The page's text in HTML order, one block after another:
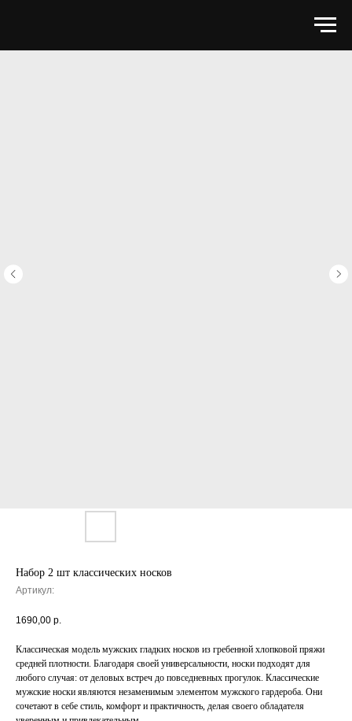
Набор 2 шт классических носков
Артикул:
1690,00 р.
Классическая модель мужских гладких носков из гребенной хлопковой пряжи
средней плотности. Благодаря своей универсальности, носки подходят для
любого случая: от деловых встреч до повседневных прогулок. Классические
мужские носки являются незаменимым элементом мужского гардероба. Они
сочетают в себе стиль, комфорт и практичность, делая своего обладателя